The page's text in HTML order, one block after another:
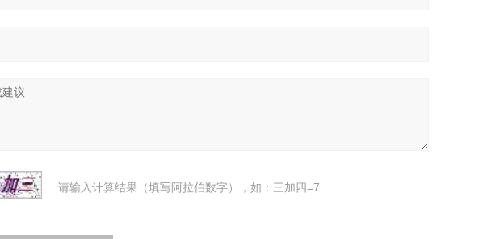
请输入计算结果（填写阿拉伯数字），如：三加四=7